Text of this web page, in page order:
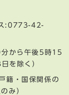
:0773-42-
から午後5時15
を除く）
籍・国保関係の
み）